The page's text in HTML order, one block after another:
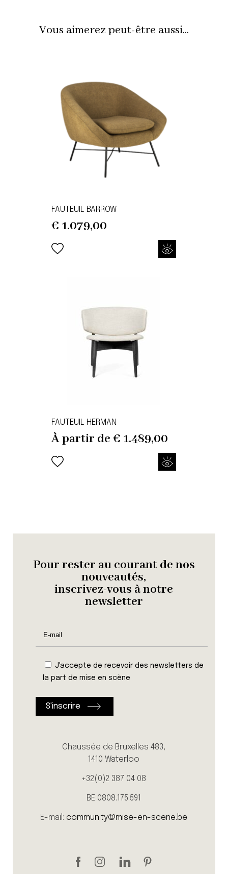
Vous aimerez peut-être aussi...
FAUTEUIL BARROW
€ 1.079,00
FAUTEUIL HERMAN
À partir de€ 1.489,00
Pour rester au courant de nos
nouveautés,
inscrivez-vous à notre
newsletter
J'accepte de recevoir des newsletters de
la part de mise en scène
Chaussée de Bruxelles 483,
1410 Waterloo
+32(0)2 387 04 08
BE 0808.175.591
E-mail: community@mise-en-scene.be